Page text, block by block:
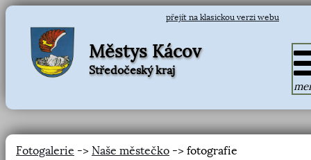
přejít na klasickou verzi webu
Městys Kácov
Středočeský kraj
Fotogalerie -> Naše městečko -> fotografie